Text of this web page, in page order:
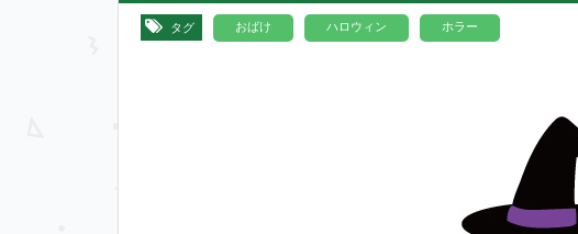
タグ おばけ ハロウィン ホラー